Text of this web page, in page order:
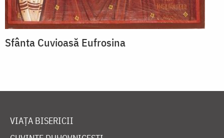
Sfânta Cuvioasă Eufrosina
VIAȚA BISERICII